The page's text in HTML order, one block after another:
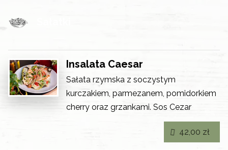
Insalata Caesar
Sałata rzymska z soczystym
kurczakiem, parmezanem, pomidorkiem
cherry oraz grzankami. Sos Cezar